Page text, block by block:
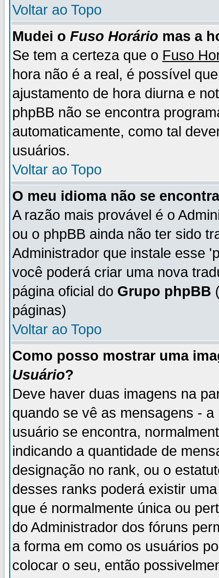
Voltar ao Topo
Mudei o Fuso Horário mas a
Se tem a certeza que o Fuso
hora não é a real, é possível
ajustamento de hora diurna e
phpBB não se encontra
automaticamente, como tal
usuários.
Voltar ao Topo
O meu idioma não se
A razão mais provável é o
ou o phpBB ainda não ter sido
Administrador que instale esse
você poderá criar uma nova
página oficial do Grupo phpBB
páginas)
Voltar ao Topo
Como posso mostrar uma
Usuário?
Deve haver duas imagens na
quando se vê as mensagens -
usuário se encontra,
indicando a quantidade de
designação no rank, ou o
desses ranks poderá existir
que é normalmente única ou
do Administrador dos fóruns
a forma em como os usuários
colocar o seu, então